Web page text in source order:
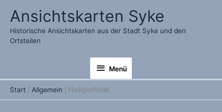
Inhalt
springen
Ansichtskarten Syke
Historische Ansichtskarten aus der Stadt Syke und den
Ortsteilen
Menü
Menü
Start Allgemein Heiligenfelde